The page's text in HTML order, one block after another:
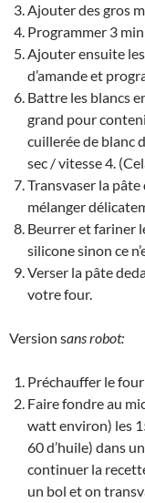
Ajouter des gros
Programmer 3
Ajouter ensuite
d’amande et
Battre les blancs
grand pour
cuillerée de blanc
sec / vitesse 4.
Transvaser la
mélanger
Beurrer et fariner
silicone sinon ce
Verser la pâte
votre four.
Version sans robot:
Préchauffer le
Faire fondre au
watt environ) les
60 d’huile) dans
continuer la
un bol et on